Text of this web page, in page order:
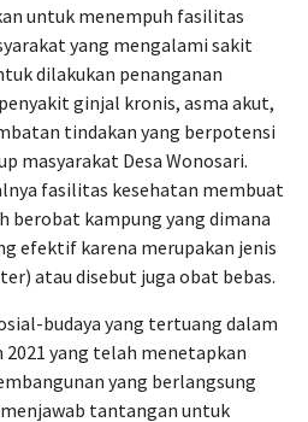
untuk menempuh fasilitas
yang mengalami sakit
dilakukan penanganan
ginjal kronis, asma akut,
tindakan yang berpotensi
masyarakat Desa Wonosari.
fasilitas kesehatan membuat
berobat kampung yang dimana
efektif karena merupakan jenis
atau disebut juga obat bebas.
budaya yang tertuang dalam
2021 yang telah menetapkan
yang berlangsung
tantangan untuk